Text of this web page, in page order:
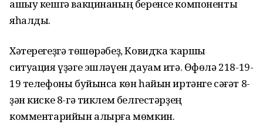
ашыу кешгә вакцинаның беренсе компоненты
яһалды.
Хәтерегеҙгә төшөрәбеҙ, Ковидҡа ҡаршы
ситуация үҙәге эшләүен дауам итә. Өфөлә 218-19-
19 телефоны буйынса көн һайын иртәнге сәғәт 8-
ҙән киске 8-гә тиклем белгестәрҙең
комментарийын алырға мөмкин.